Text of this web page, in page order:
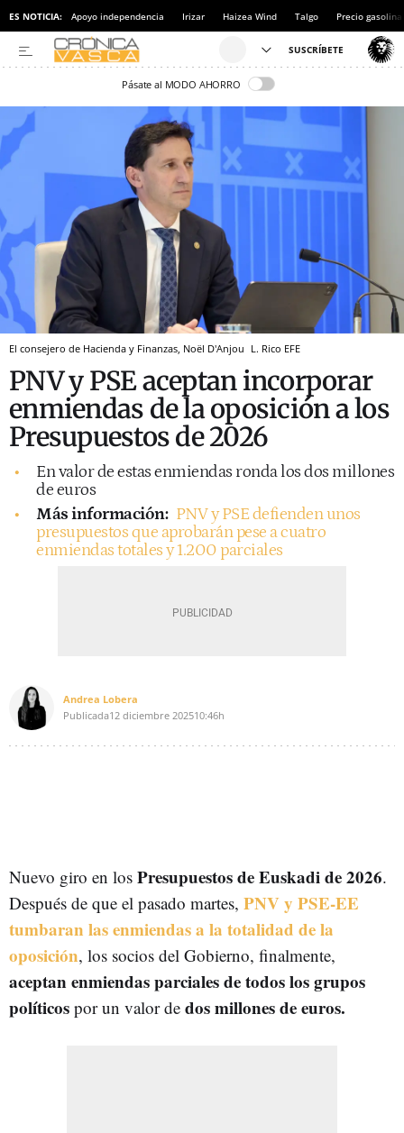
ES NOTICIA: Apoyo independencia Irizar Haizea Wind Talgo Precio gasolina
Pásate al MODO AHORRO
El consejero de Hacienda y Finanzas, Noël D'Anjou L. Rico EFE
PNV y PSE aceptan incorporar
enmiendas de la oposición a los
Presupuestos de 2026
En valor de estas enmiendas ronda los dos millones
de euros
Más información: PNV y PSE defienden unos
presupuestos que aprobarán pese a cuatro
enmiendas totales y 1.200 parciales
Andrea Lobera
Publicada12 diciembre 202510:46h
Nuevo giro en los Presupuestos de Euskadi de 2026.
Después de que el pasado martes, PNV y PSE-EE
tumbaran las enmiendas a la totalidad de la
oposición, los socios del Gobierno, finalmente,
aceptan enmiendas parciales de todos los grupos
políticos por un valor de dos millones de euros.